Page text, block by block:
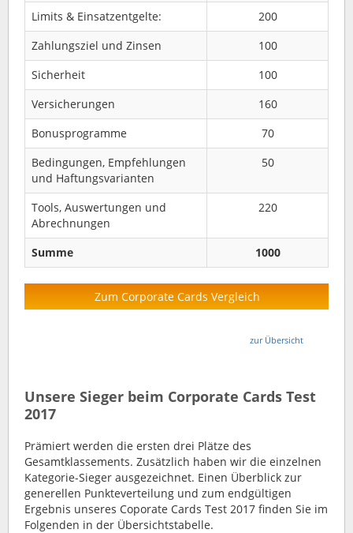
Limits & Einsatzentgelte:
200
Zahlungsziel und Zinsen
100
Sicherheit
100
Versicherungen
160
Bonusprogramme
70
Bedingungen, Empfehlungen
und Haftungsvarianten
50
Tools, Auswertungen und
Abrechnungen
220
Summe 1000
Zum Corporate Cards Vergleich
zur Übersicht
Unsere Sieger beim Corporate Cards Test
2017
Prämiert werden die ersten drei Plätze des
Gesamtklassements. Zusätzlich haben wir die einzelnen
Kategorie-Sieger ausgezeichnet. Einen Überblick zur
generellen Punkteverteilung und zum endgültigen
Ergebnis unseres Coporate Cards Test 2017 finden Sie im
Folgenden in der Übersichtstabelle.